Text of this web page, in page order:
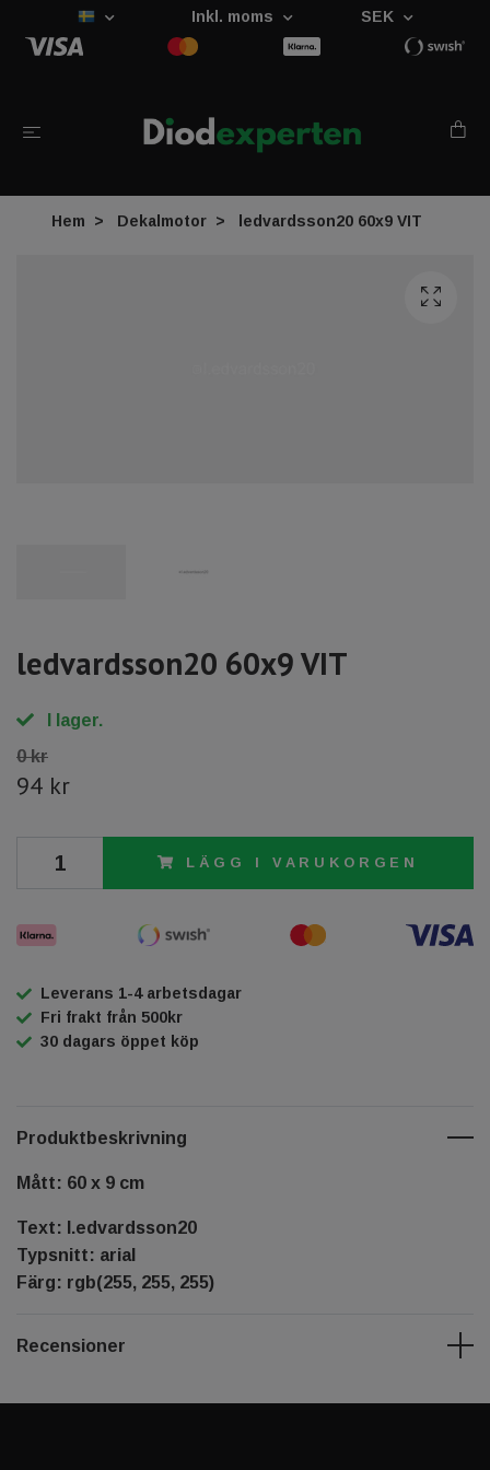
Inkl. moms SEK
Hem Dekalmotor ledvardsson20 60x9 VIT
ledvardsson20 60x9 VIT
I lager.
0 kr
94 kr
LÄGG I VARUKORGEN
Leverans 1-4 arbetsdagar
Fri frakt från 500kr
30 dagars öppet köp
Produktbeskrivning
Mått: 60 x 9 cm
Text: l.edvardsson20
Typsnitt: arial
Färg: rgb(255, 255, 255)
Recensioner